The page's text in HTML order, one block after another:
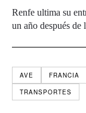
Renfe ultima su
un año después
AVE FRANCIA
TRANSPORTES